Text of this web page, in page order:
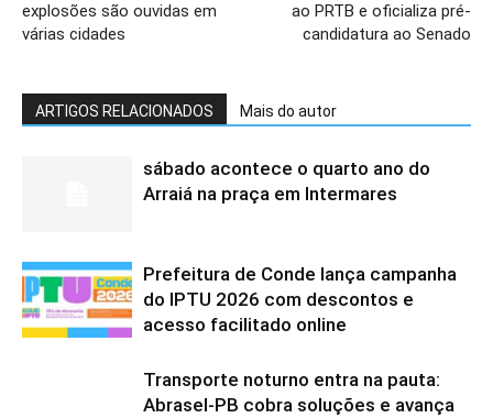
explosões são ouvidas em
várias cidades
ao PRTB e oficializa pré-
candidatura ao Senado
ARTIGOS RELACIONADOS Mais do autor
sábado acontece o quarto ano do
Arraiá na praça em Intermares
Prefeitura de Conde lança campanha
do IPTU 2026 com descontos e
acesso facilitado online
Transporte noturno entra na pauta:
Abrasel-PB cobra soluções e avança